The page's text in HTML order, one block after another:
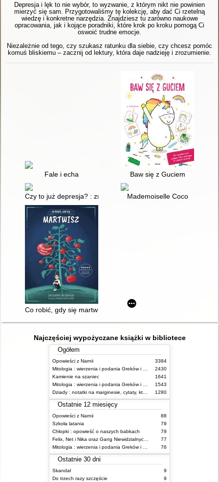
Depresja i lęk to nie wybór, to wyzwanie, z którym nikt nie powinien
mierzyć się sam. Przygotowaliśmy tę kolekcję, aby dać Ci rzetelną
wiedzę i konkretne narzędzia. Znajdziesz tu zarówno naukowe
opracowania, jak i kojące poradniki, które krok po kroku pomogą Ci
oswoić trudne emocje.
Niezależnie od tego, czy szukasz ratunku dla siebie, czy chcesz pomóc
komuś bliskiemu – zacznij od lektury, która daje nadzieję i zrozumienie.
Fale i echa Baw się z Guciem
Czy to już depresja? : zrozum siebie, zmień myślenie i zacznij
Mademoiselle Coco
Co robić, gdy się martwisz : poradnik dla dzieci
Najczęściej wypożyczane książki w bibliotece
Ogółem
Opowieści z Narnii
3384
Mitologia : wierzenia i podania Greków i Rzymian
2430
Kamienie na szaniec
1641
Mitologia : wierzenia i podania Greków i Rzymian
1543
Dziady : notatki na marginesie, cytaty, które warto znać, streszczenie
1280
Ostatnie 12 miesięcy
Opowieści z Narnii
88
Szkoła latania
79
Chłopki : opowieść o naszych babkach
79
Felix, Net i Nika oraz Gang Niewidzialnych Ludzi
77
Mitologia : wierzenia i podania Greków i Rzymian
76
Ostatnie 30 dni
Skandal
9
Do trzech razy szczęście
9